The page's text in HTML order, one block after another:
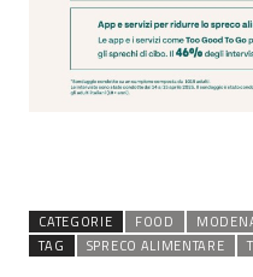
CATEGORIE FOOD
TAG
SPRECO ALIMENTARE